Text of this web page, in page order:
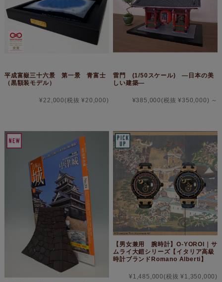
平成富嶽三十六景 第一景 青富士
（黒額装モデル）
¥22,000 (税抜 ¥20,000)
雷門 (1/50スケール) ―日本の美
しい建築―
¥385,000 (税抜 ¥350,000) ～
【男女兼用 腕時計】O-YOROI｜サ
ムライ大鎧シリーズ【イタリア高級
時計ブランドRomano Alberti】
¥1,485,000 (税抜 ¥1,350,000)